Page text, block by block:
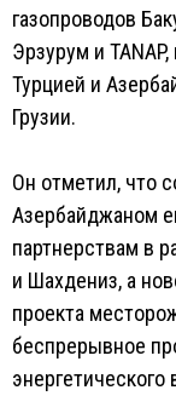
газопроводов
Эрзурум и
Турцией и
Грузии.
Он отметил, что
Азербайджаном
партнерствам в
и Шахдениз, а
проекта
беспрерывное